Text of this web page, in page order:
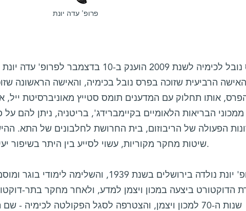
פרופ' עדה יונת
פרס נובל לכימיה לשנת 2009 הוענק ב-10
אותו תחלוק עם המדענים תומס סטייץ מאוניברסיטת ייל,
ממכוני הבריאות הלאומיים בקיימברידג', בריטניה, ניתן להם
הפעולה של הריבוזום, בית החרושת לחלבונים של התא.
שיטות מחקר מקוריות, עשוי לסייע בין היתר בשיפור יעילותן של תרופות אנטיביוטיות.
פרופ' יונת נולדה בירושלים בשנת 1939,
הדוקטורט ביצעה במכון ויצמן למדע, ולאחר מחקר בתר-
שנות ה-70 למכון ויצמן, והצטרפה לסגל הפקולטה